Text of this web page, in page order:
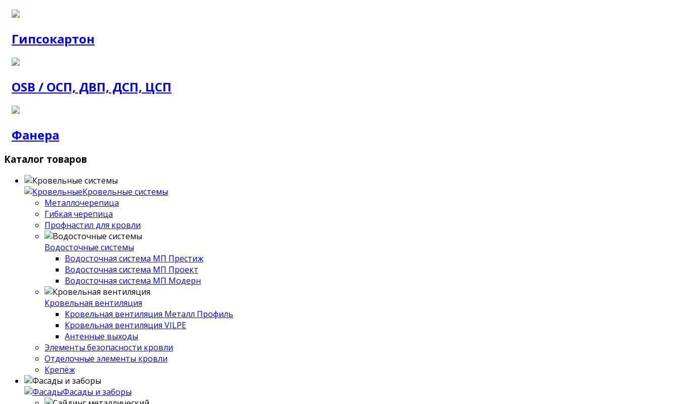
Гипсокартон
OSB / ОСП, ДВП, ДСП, ЦСП
Фанера
Каталог товаров
Кровельные системы
Металлочерепица
Гибкая черепица
Профнастил для кровли
Водосточные системы
Водосточная система МП Престиж
Водосточная система МП Проект
Водосточная система МП Модерн
Кровельная вентиляция
Кровельная вентиляция Металл Профиль
Кровельная вентиляция VILPE
Антенные выходы
Элементы безопасности кровли
Отделочные элементы кровли
Крепёж
Фасады и заборы